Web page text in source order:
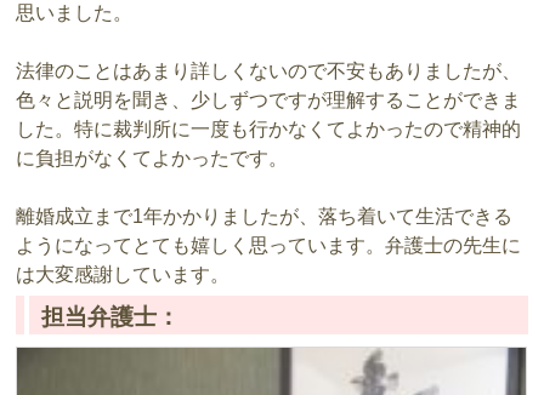
思いました。
法律のことはあまり詳しくないので不安もありましたが、
色々と説明を聞き、少しずつですが理解することができま
した。特に裁判所に一度も行かなくてよかったので精神的
に負担がなくてよかったです。
離婚成立まで1年かかりましたが、落ち着いて生活できる
ようになってとても嬉しく思っています。弁護士の先生に
は大変感謝しています。
担当弁護士：